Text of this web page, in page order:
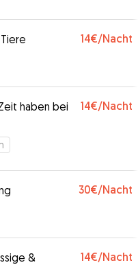
14€/Nacht
haben bei
14€/Nacht
30€/Nacht
&
14€/Nacht